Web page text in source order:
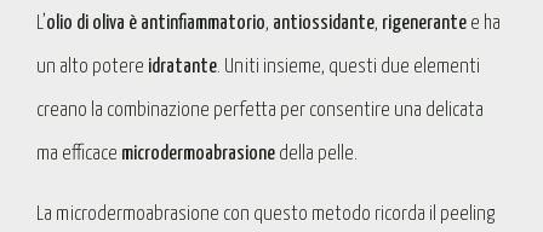
L’olio di oliva è antinfiammatorio, antiossidante, rigenerante e ha
un alto potere idratante. Uniti insieme, questi due elementi
creano la combinazione perfetta per consentire una delicata
ma efficace microdermoabrasione della pelle.
La microdermoabrasione con questo metodo ricorda il peeling